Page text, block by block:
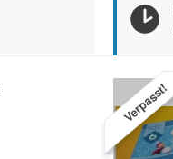
Verpasst!